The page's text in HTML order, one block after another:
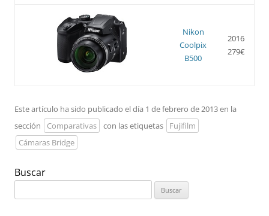
Nikon
Coolpix
B500
2016
279€
Este artículo ha sido publicado el día 1 de febrero de 2013 en la
sección
Comparativas con las etiquetas
Fujifilm
Cámaras Bridge
Buscar